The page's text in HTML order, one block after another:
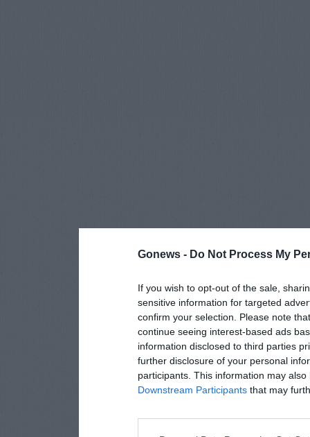
Gonews - Do Not Process My
If you wish to opt-out of the sale,
sensitive information for targeted
confirm your selection. Please note
continue seeing interest-based ads
information disclosed to third parties
further disclosure of your personal
participants. This information may
Downstream Participants that may